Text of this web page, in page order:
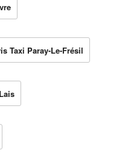
Taxi Paray-Le-Frésil